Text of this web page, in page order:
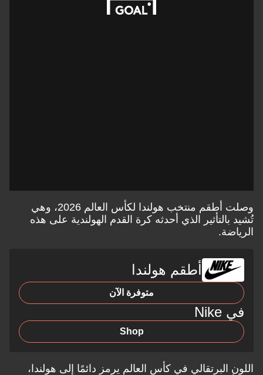
وصلت أطقم منتخب هولندا لكأس العالم 2026، وهي
تُشيد بالتأثير الذي أحدثه كرة القدم الهولندية على هذه
الرياضة.
أطقم هولندا
متوفرة الآن
في Nike
Shop
اللون البرتقالي في كأس العالم يرمز دائمًا إلى هولندا،